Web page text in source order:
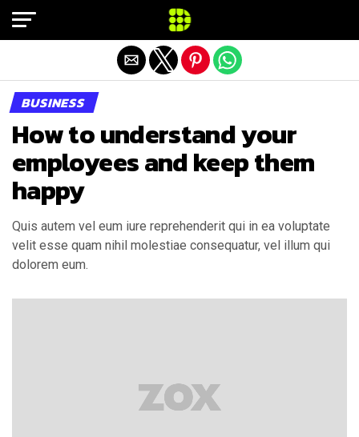
BUSINESS
How to understand your
employees and keep them
happy
Quis autem vel eum iure reprehenderit qui in ea voluptate
velit esse quam nihil molestiae consequatur, vel illum qui
dolorem eum.
Exit mobile version